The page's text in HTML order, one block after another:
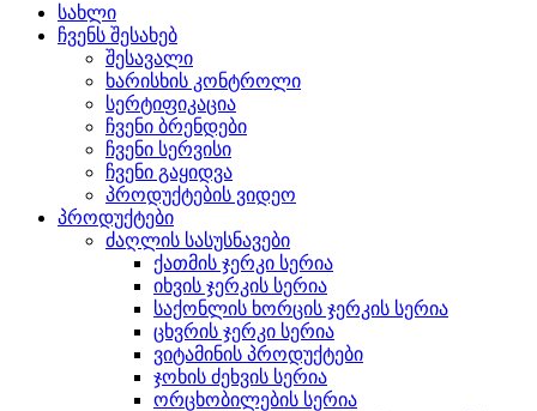
სახლი
ჩვენს შესახებ
შესავალი
ხარისხის კონტროლი
სერტიფიკაცია
ჩვენი ბრენდები
ჩვენი სერვისი
ჩვენი გაყიდვა
პროდუქტების ვიდეო
პროდუქტები
ძაღლის სასუსნავები
ქათმის ჯერკი სერია
იხვის ჯერკის სერია
საქონლის ხორცის ჯერკის სერია
ცხვრის ჯერკი სერია
ვიტამინის პროდუქტები
ჯოხის ძეხვის სერია
ორცხობილების სერია